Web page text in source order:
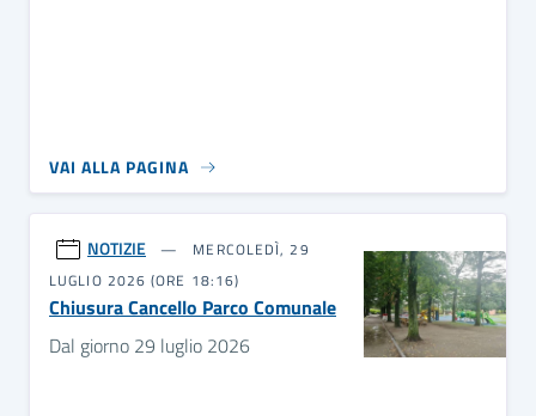
VAI ALLA PAGINA
NOTIZIE
MERCOLEDÌ, 29
LUGLIO 2026 (ORE 18:16)
Chiusura Cancello Parco Comunale
Dal giorno 29 luglio 2026